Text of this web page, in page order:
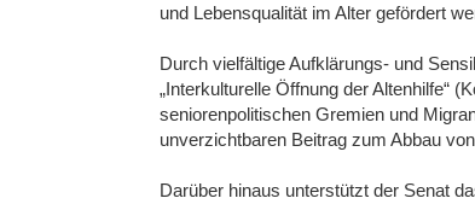
und Lebensqualität im Alter gefördert
Durch vielfältige Aufklärungs- und
„Interkulturelle Öffnung der Altenhilfe“
seniorenpolitischen Gremien und
unverzichtbaren Beitrag zum Abbau
Darüber hinaus unterstützt der Senat